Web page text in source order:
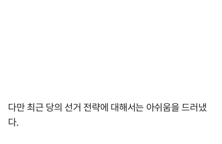
다만 최근 당의 선거 전략에 대해서는 아쉬움을 드러냈
다.